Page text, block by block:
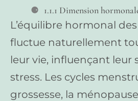
1.1.1 Dimension
L’équilibre hormonal
fluctue naturellement
leur vie, influençant leur
stress. Les cycles
grossesse, la